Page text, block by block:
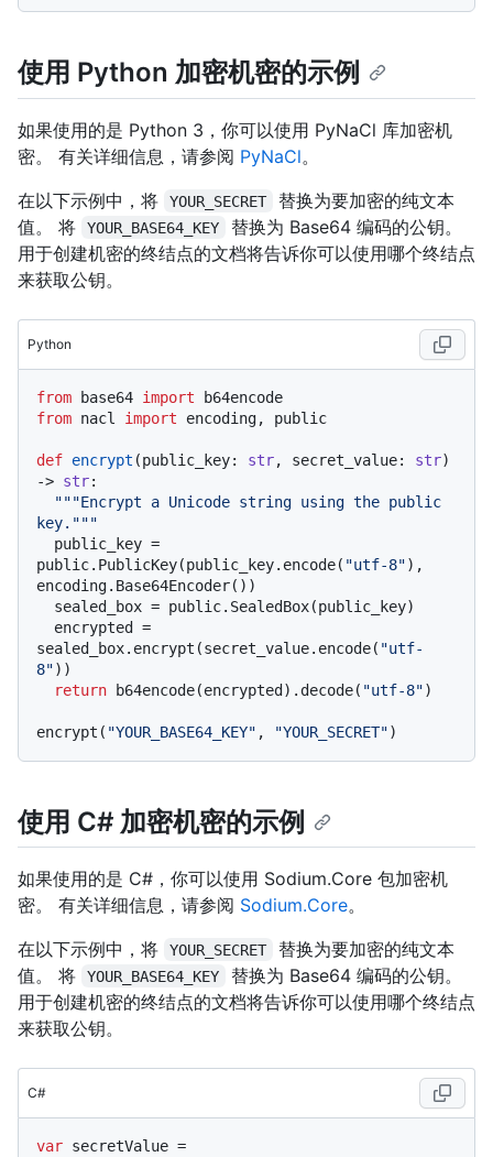
使用 Python 加密机密的示例
如果使用的是 Python 3，你可以使用 PyNaCl 库加密机
密。 有关详细信息，请参阅 PyNaCl。
在以下示例中，将
YOUR_SECRET
替换为要加密的纯文本
值。 将
YOUR_BASE64_KEY
替换为 Base64 编码的公钥。
用于创建机密的终结点的文档将告诉你可以使用哪个终结点
来获取公钥。
Python
from base64 import
from nacl import encoding, public
def encrypt (public_key: str, secret_value: str)
-> str:
"""Encrypt a Unicode string using the public
key."""
public.PublicKey(public_key.encode( "utf-8"),
encoding.Base64Encoder())
sealed_box.encrypt(secret_value.encode( "utf-
8"))
return b64encode(encrypted).decode( "utf-8")
encrypt( "YOUR_BASE64_KEY" , "YOUR_SECRET"
使用 C# 加密机密的示例
如果使用的是 C#，你可以使用 Sodium.Core 包加密机
密。 有关详细信息，请参阅 Sodium.Core。
在以下示例中，将
YOUR_SECRET
替换为要加密的纯文本
值。 将
YOUR_BASE64_KEY
替换为 Base64 编码的公钥。
用于创建机密的终结点的文档将告诉你可以使用哪个终结点
来获取公钥。
C#
var secretValue =